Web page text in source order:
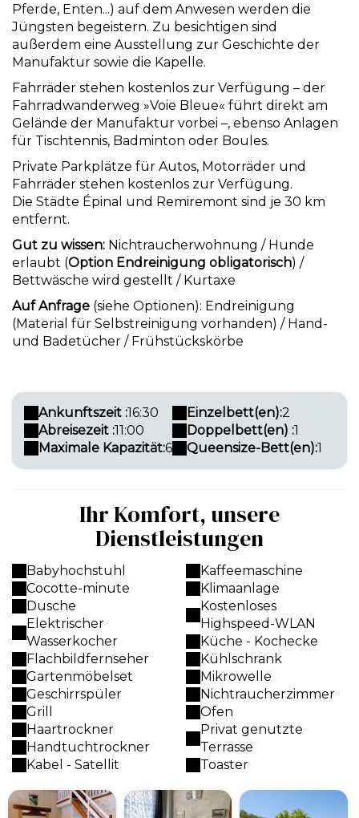
Pferde, Enten...) auf dem Anwesen werden die
Jüngsten begeistern. Zu besichtigen sind
außerdem eine Ausstellung zur Geschichte der
Manufaktur sowie die Kapelle.
Fahrräder stehen kostenlos zur Verfügung – der
Fahrradwanderweg »Voie Bleue« führt direkt am
Gelände der Manufaktur vorbei –, ebenso Anlagen
für Tischtennis, Badminton oder Boules.
Private Parkplätze für Autos, Motorräder und
Fahrräder stehen kostenlos zur Verfügung.
Die Städte Épinal und Remiremont sind je 30 km
entfernt.
Gut zu wissen: Nichtraucherwohnung / Hunde
erlaubt (Option Endreinigung obligatorisch) /
Bettwäsche wird gestellt / Kurtaxe
Auf Anfrage (siehe Optionen): Endreinigung
(Material für Selbstreinigung vorhanden) / Hand-
und Badetücher / Frühstückskörbe
Ankunftszeit :16:30
Abreisezeit :11:00
Maximale Kapazität:6
Einzelbett(en):2
Doppelbett(en) :1
Queensize-Bett(en):1
Ihr Komfort, unsere
Dienstleistungen
Babyhochstuhl
Cocotte-minute
Dusche
Elektrischer
Wasserkocher
Flachbildfernseher
Gartenmöbelset
Geschirrspüler
Grill
Haartrockner
Handtuchtrockner
Kabel - Satellit
Kaffeemaschine
Klimaanlage
Kostenloses
Highspeed-WLAN
Küche - Kochecke
Kühlschrank
Mikrowelle
Nichtraucherzimmer
Ofen
Privat genutzte
Terrasse
Toaster